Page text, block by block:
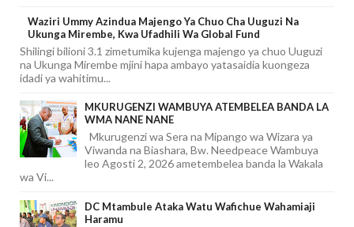
Waziri Ummy Azindua Majengo Ya Chuo Cha Uuguzi Na
Ukunga Mirembe, Kwa Ufadhili Wa Global Fund
Shilingi bilioni 3.1 zimetumika kujenga majengo ya chuo Uuguzi
na Ukunga Mirembe mjini hapa ambayo yatasaidia kuongeza
idadi ya wahitimu...
MKURUGENZI WAMBUYA ATEMBELEA BANDA LA
WMA NANE NANE
Mkurugenzi wa Sera na Mipango wa Wizara ya
Viwanda na Biashara, Bw. Needpeace Wambuya
leo Agosti 2, 2026 ametembelea banda la Wakala
wa Vi...
DC Mtambule Ataka Watu Wafichue Wahamiaji
Haramu